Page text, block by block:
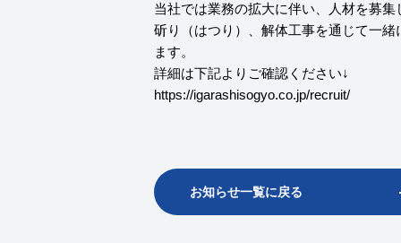
当社では業務の拡大に伴い、人材を募集
斫り（はつり）、解体工事を通じて一
ます。
詳細は下記よりご確認ください↓
https://igarashisogyo.co.jp/recruit/
お知らせ一覧に戻る